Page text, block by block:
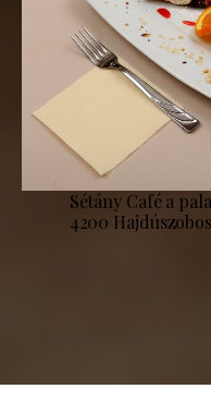
Sétány Café a
4200